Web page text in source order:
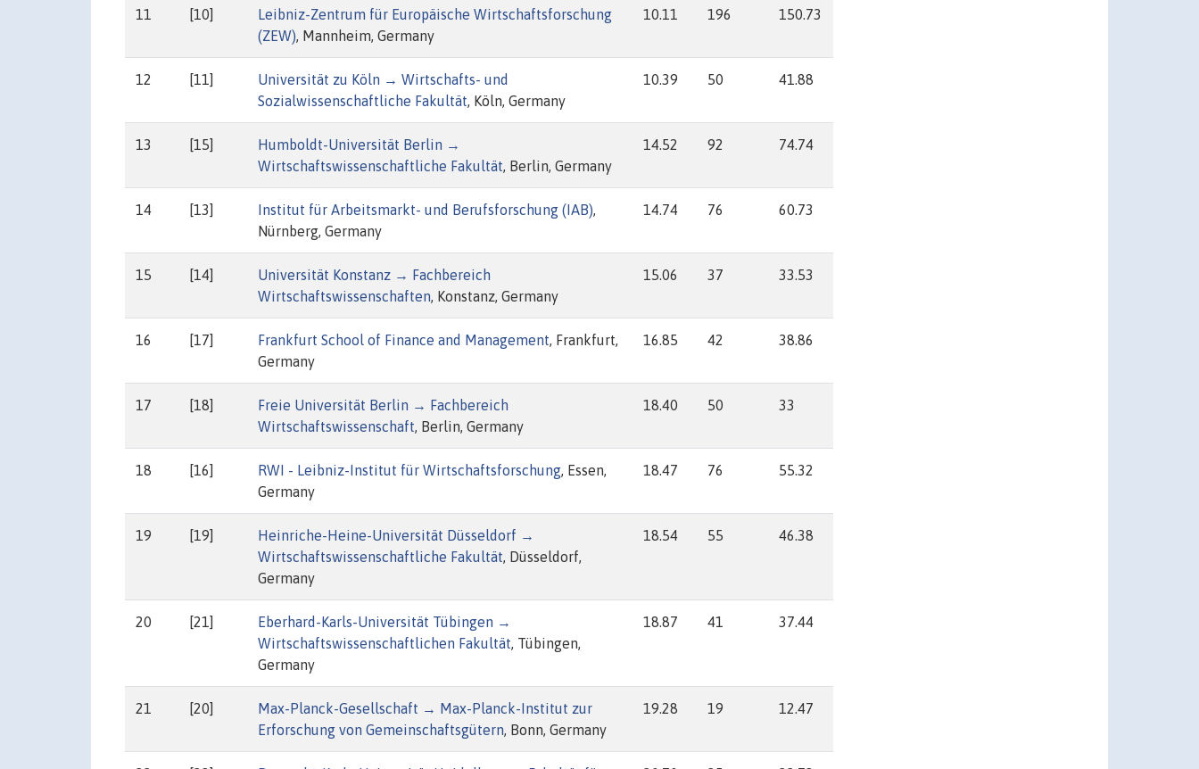
11 [10]
Leibniz-Zentrum für Europäische Wirtschaftsforschung
(ZEW), Mannheim, Germany
10.11 196 150.73
12 [11]
Universität zu Köln → Wirtschafts- und
Sozialwissenschaftliche Fakultät, Köln, Germany
10.39 50 41.88
13 [15]
Humboldt-Universität Berlin →
Wirtschaftswissenschaftliche Fakultät, Berlin, Germany
14.52 92 74.74
14 [13] Institut für Arbeitsmarkt- und Berufsforschung (IAB),
Nürnberg, Germany
14.74 76 60.73
15 [14]
Universität Konstanz → Fachbereich
Wirtschaftswissenschaften, Konstanz, Germany
15.06 37 33.53
16 [17] Frankfurt School of Finance and Management, Frankfurt,
Germany
16.85 42 38.86
17 [18]
Freie Universität Berlin → Fachbereich
Wirtschaftswissenschaft, Berlin, Germany
18.40 50 33
18 [16] RWI - Leibniz-Institut für Wirtschaftsforschung, Essen,
Germany
18.47 76 55.32
19 [19]
Heinriche-Heine-Universität Düsseldorf →
Wirtschaftswissenschaftliche Fakultät, Düsseldorf,
Germany
18.54 55 46.38
20 [21]
Eberhard-Karls-Universität Tübingen →
Wirtschaftswissenschaftlichen Fakultät, Tübingen,
Germany
18.87 41 37.44
21 [20]
Max-Planck-Gesellschaft → Max-Planck-Institut zur
Erforschung von Gemeinschaftsgütern, Bonn, Germany
19.28 19 12.47